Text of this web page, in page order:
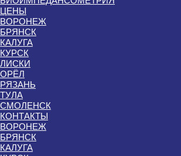
ЦЕНЫ
ВОРОНЕЖ
БРЯНСК
КАЛУГА
КУРСК
ЛИСКИ
ОРЁЛ
РЯЗАНЬ
ТУЛА
СМОЛЕНСК
КОНТАКТЫ
ВОРОНЕЖ
БРЯНСК
КАЛУГА